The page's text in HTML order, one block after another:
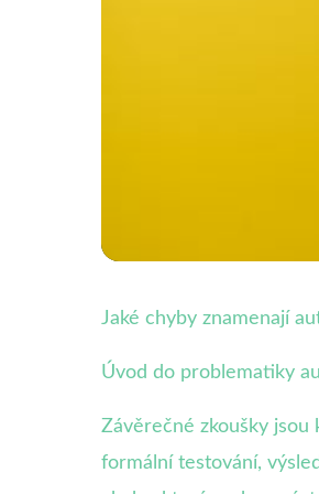
Chyby
19. 7. 2025 · 4 min čtení ·
Jaké chyby znamenají
Úvod do problematiky
Závěrečné zkoušky jsou
formální testování,